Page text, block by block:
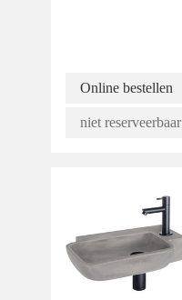
Online bestellen
niet reserveerbaar